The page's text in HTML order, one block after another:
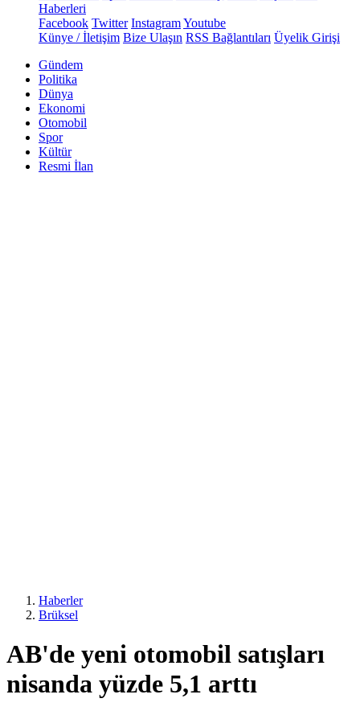
Haberleri
Facebook Twitter InstagramYoutube
Künye / İletişim Bize Ulaşın RSS Bağlantıları Üyelik Girişi
Gündem
Politika
Dünya
Ekonomi
Otomobil
Spor
Kültür
Resmi İlan
Haberler
Brüksel
AB'de yeni otomobil satışları
nisanda yüzde 5,1 arttı